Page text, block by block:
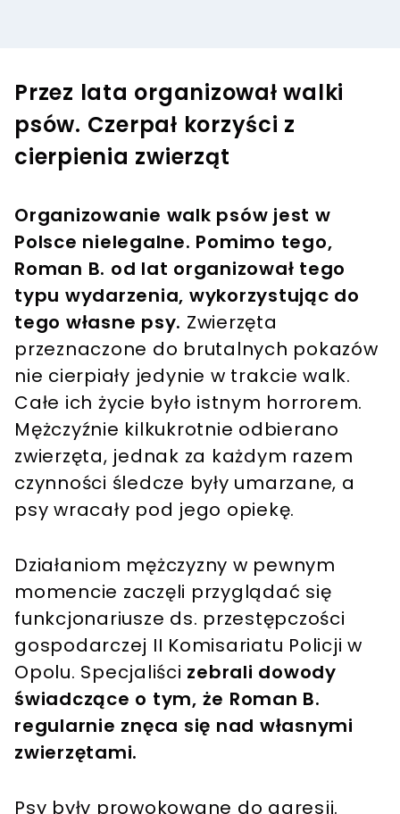
Przez lata organizował walki
psów. Czerpał korzyści z
cierpienia zwierząt
Organizowanie walk psów jest w
Polsce nielegalne. Pomimo tego,
Roman B. od lat organizował tego
typu wydarzenia, wykorzystując do
tego własne psy. Zwierzęta
przeznaczone do brutalnych pokazów
nie cierpiały jedynie w trakcie walk.
Całe ich życie było istnym horrorem.
Mężczyźnie kilkukrotnie odbierano
zwierzęta, jednak za każdym razem
czynności śledcze były umarzane, a
psy wracały pod jego opiekę.
Działaniom mężczyzny w pewnym
momencie zaczęli przyglądać się
funkcjonariusze ds. przestępczości
gospodarczej II Komisariatu Policji w
Opolu. Specjaliści zebrali dowody
świadczące o tym, że Roman B.
regularnie znęca się nad własnymi
zwierzętami.
Psy były prowokowane do agresji.